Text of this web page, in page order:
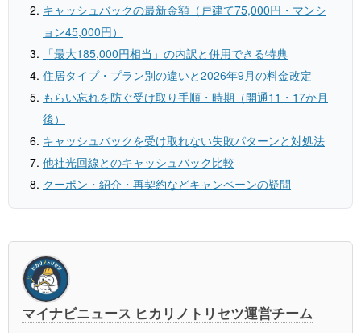
キャッシュバックの最新金額（戸建て75,000円・マンシ
ョン45,000円）
「最大185,000円相当」の内訳と併用できる特典
住居タイプ・プラン別の違いと2026年9月の料金改定
もらい忘れを防ぐ受け取り手順・時期（開通11・17か月
後）
キャッシュバックを受け取れない失敗パターンと対処法
他社光回線とのキャッシュバック比較
クーポン・紹介・再契約などキャンペーンの疑問
マイナビニュース ヒカリノトリセツ運営チーム